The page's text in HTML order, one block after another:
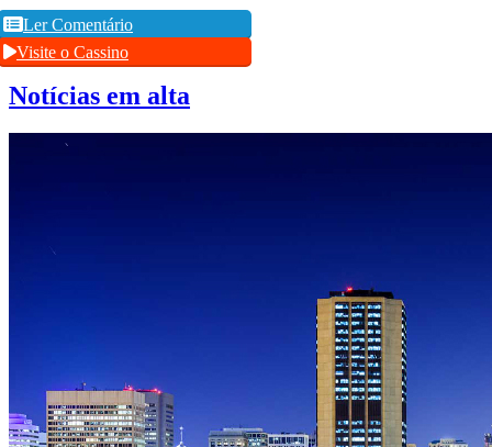
Ler Comentário
Visite o Cassino
Notícias em alta